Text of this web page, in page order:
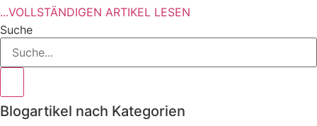
...VOLLSTÄNDIGEN ARTIKEL LESEN
Suche
Blogartikel nach Kategorien